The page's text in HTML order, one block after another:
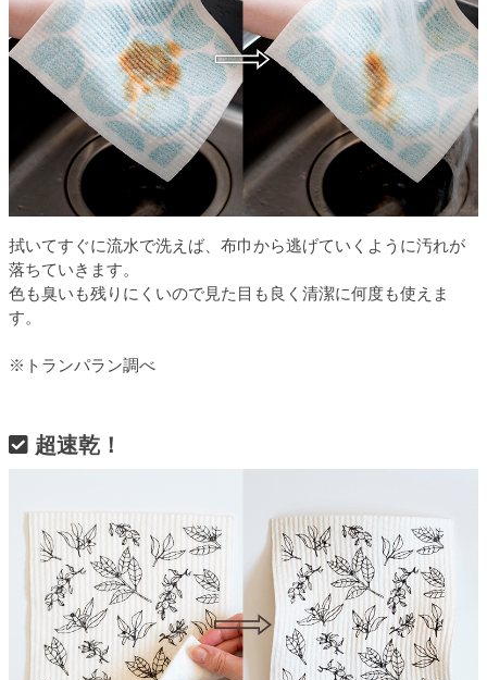
拭いてすぐに流水で洗えば、布巾から逃げていくように汚れが
落ちていきます。
色も臭いも残りにくいので見た目も良く清潔に何度も使えま
す。
※トランパラン調べ
超速乾！